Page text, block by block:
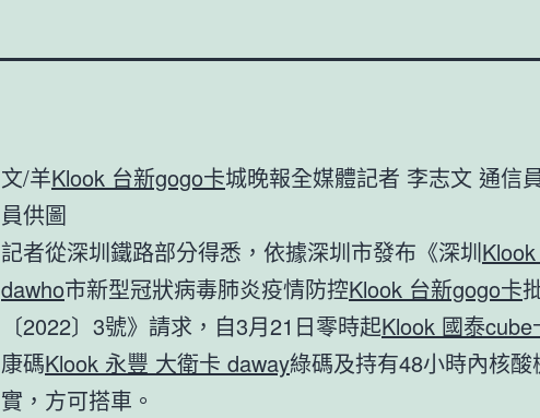
文/羊Klook 台新gogo卡城晚報全媒體記者 李志文 通信
員供圖
記者從深圳鐵路部分得悉，依據深圳市發布《深圳
dawho市新型冠狀病毒肺炎疫情防控Klook 台新gogo卡
〔2022〕3號》請求，自3月21日零時起Klook 國泰cube
康碼Klook 永豐 大衛卡 daway綠碼及持有48小時內核
實，方可搭車。